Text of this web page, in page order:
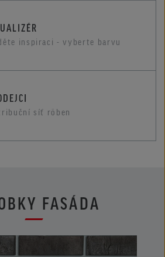
inspiraci - vyberte barvu
síť röben
FASÁDA